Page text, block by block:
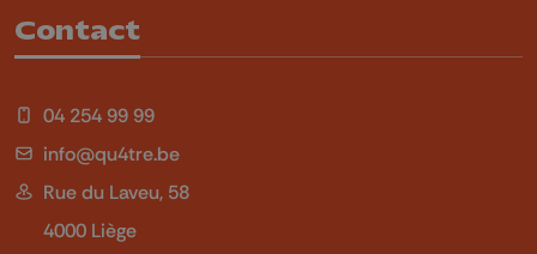
Contact
04 254 99 99
info@qu4tre.be
Rue du Laveu, 58
4000 Liège